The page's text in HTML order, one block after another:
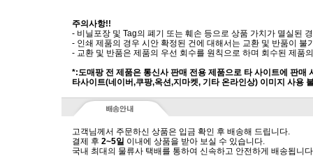
주의사항!!
- 비닐포장 및 Tag의 폐기 또는 훼손 등으로 상품 가치가 멸실된
- 인쇄 제품의 경우 시안 확정된 건에 대해서는 교환 및 반품이 불
- 교환 및 반품은 제품의 우선 회수를 원칙으로 하며 회수된 제품
*:도매팡 전 제품은 통신사 판매 전용 제품으로 타 사이트에 판매
타사이트(네이버,쿠팡,옥션,지마켓, 기타 온라인상) 이미지 사용
고객님께서 주문하신 상품은 입금 확인 후 배송해 드립니다.
결제 후 2~5일 이내에 상품을 받아 보실 수 있습니다.
국내 최대의 물류사 택배를 통하여 신속하고 안전하게 배송됩니